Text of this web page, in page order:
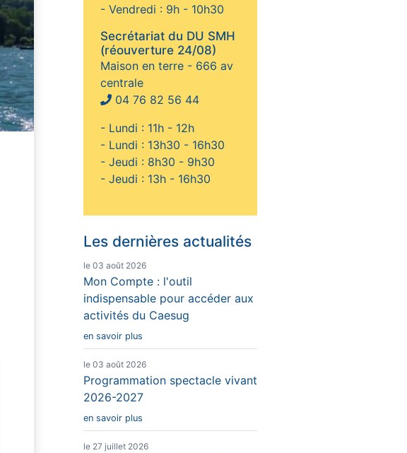
- Vendredi : 9h - 10h30
Secrétariat du DU SMH
(réouverture 24/08)
Maison en terre - 666 av
centrale
04 76 82 56 44
- Lundi : 11h - 12h
- Lundi : 13h30 - 16h30
- Jeudi : 8h30 - 9h30
- Jeudi : 13h - 16h30
Les dernières actualités
le 03 août 2026
Mon Compte : l'outil
indispensable pour accéder aux
activités du Caesug
en savoir plus
le 03 août 2026
Programmation spectacle vivant
2026-2027
en savoir plus
le 27 juillet 2026